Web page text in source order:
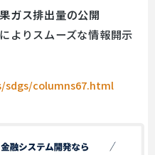
ス排出量の公開
よりスムーズな情報開示
columns67.html